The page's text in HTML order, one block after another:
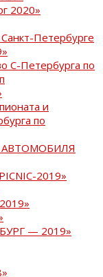
2020»
Петербурге
С-Петербурга по
и
по
2019»
— 2019»